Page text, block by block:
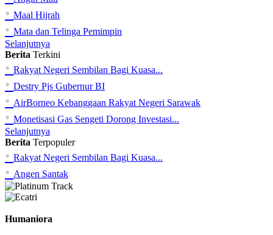
• Maal Hijrah
• Mata dan Telinga Pemimpin
Selanjutnya
Berita Terkini
• Rakyat Negeri Sembilan Bagi Kuasa...
• Destry Pjs Gubernur BI
• AirBorneo Kebanggaan Rakyat Negeri Sarawak
• Monetisasi Gas Sengeti Dorong Investasi...
Selanjutnya
Berita Terpopuler
• Rakyat Negeri Sembilan Bagi Kuasa...
• Angen Santak
Humaniora